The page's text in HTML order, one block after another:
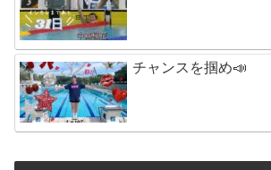
チャンスを掴め📣